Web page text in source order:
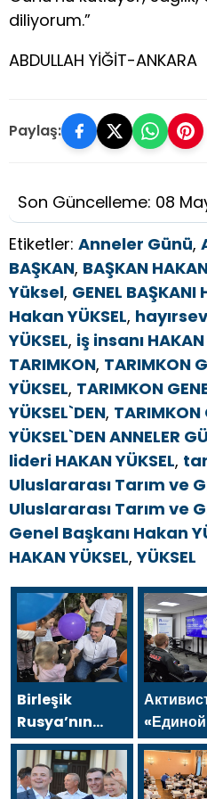
diliyorum.”
ABDULLAH YİĞİT-ANKARA
Paylaş:
Son Güncelleme: 08
Etiketler: Anneler Günü,
BAŞKAN, BAŞKAN
Yüksel, GENEL BAŞKANI
Hakan YÜKSEL,
YÜKSEL, iş insanı HAKAN
TARIMKON, TARIMKON
YÜKSEL, TARIMKON
YÜKSEL`DEN, TARIMKON
YÜKSEL`DEN ANNELER
lideri HAKAN YÜKSEL,
Uluslararası Tarım ve
Uluslararası Tarım ve
Genel Başkanı Hakan
HAKAN YÜKSEL,YÜKSEL
Birleşik
Rusya’nın
girişimiyle
Yoshkar-
Ola’da bir aile
«Единой
России»